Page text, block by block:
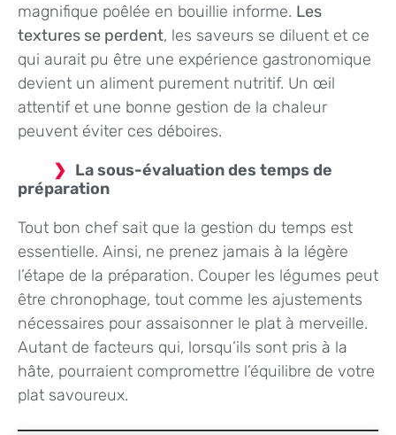
magnifique poêlée en bouillie informe. Les
textures se perdent, les saveurs se diluent et ce
qui aurait pu être une expérience gastronomique
devient un aliment purement nutritif. Un œil
attentif et une bonne gestion de la chaleur
peuvent éviter ces déboires.
La sous-évaluation des temps de
préparation
Tout bon chef sait que la gestion du temps est
essentielle. Ainsi, ne prenez jamais à la légère
l’étape de la préparation. Couper les légumes peut
être chronophage, tout comme les ajustements
nécessaires pour assaisonner le plat à merveille.
Autant de facteurs qui, lorsqu’ils sont pris à la
hâte, pourraient compromettre l’équilibre de votre
plat savoureux.